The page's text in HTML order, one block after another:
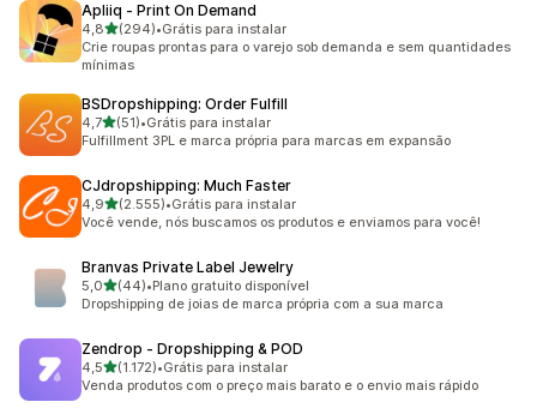
Apliiq ‑ Print On Demand
4,8de 5 estrelas
(294)
294 avaliações ao todo
•Grátis para instalar
Crie roupas prontas para o varejo sob demanda e sem quantidades
mínimas
BSDropshipping: Order Fulfill
4,7de 5 estrelas
(51)
51 avaliações ao todo
•Grátis para instalar
Fulfillment 3PL e marca própria para marcas em expansão
CJdropshipping: Much Faster
4,9de 5 estrelas
(2.555)
2555 avaliações ao todo
•Grátis para instalar
Você vende, nós buscamos os produtos e enviamos para você!
Branvas Private Label Jewelry
5,0de 5 estrelas
(44)
44 avaliações ao todo
•Plano gratuito disponível
Dropshipping de joias de marca própria com a sua marca
Zendrop ‑ Dropshipping & POD
4,5de 5 estrelas
(1.172)
1172 avaliações ao todo
•Grátis para instalar
Venda produtos com o preço mais barato e o envio mais rápido